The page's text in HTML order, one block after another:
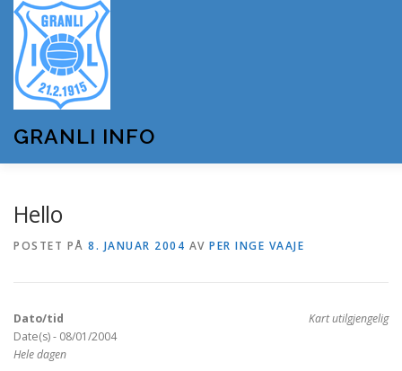
innhold
GRANLI INFO
OM GRANLI INFO
Hello
POSTET PÅ 8. JANUAR 2004 AV PER INGE VAAJE
Kart utilgjengelig
Dato/tid
Date(s) - 08/01/2004
Hele dagen